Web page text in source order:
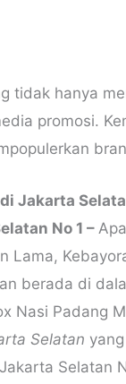
tidak hanya
promosi.
Jakarta
No 1 –
Lama,
berada di
Nasi Padang
Selatan
Selatan